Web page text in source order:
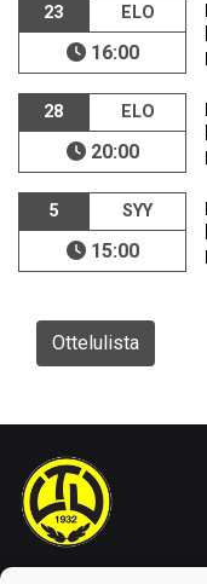
23 ELO
16:00
28 ELO
20:00
5 SYY
15:00
Ottelulista